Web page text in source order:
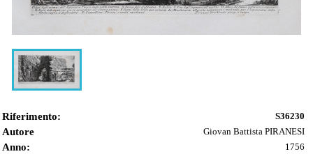
Riferimento: S36230
Autore Giovan Battista PIRANESI
Anno: 1756